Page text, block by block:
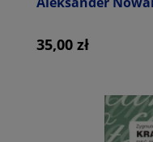
Kaźmierczak -
35,00 zł